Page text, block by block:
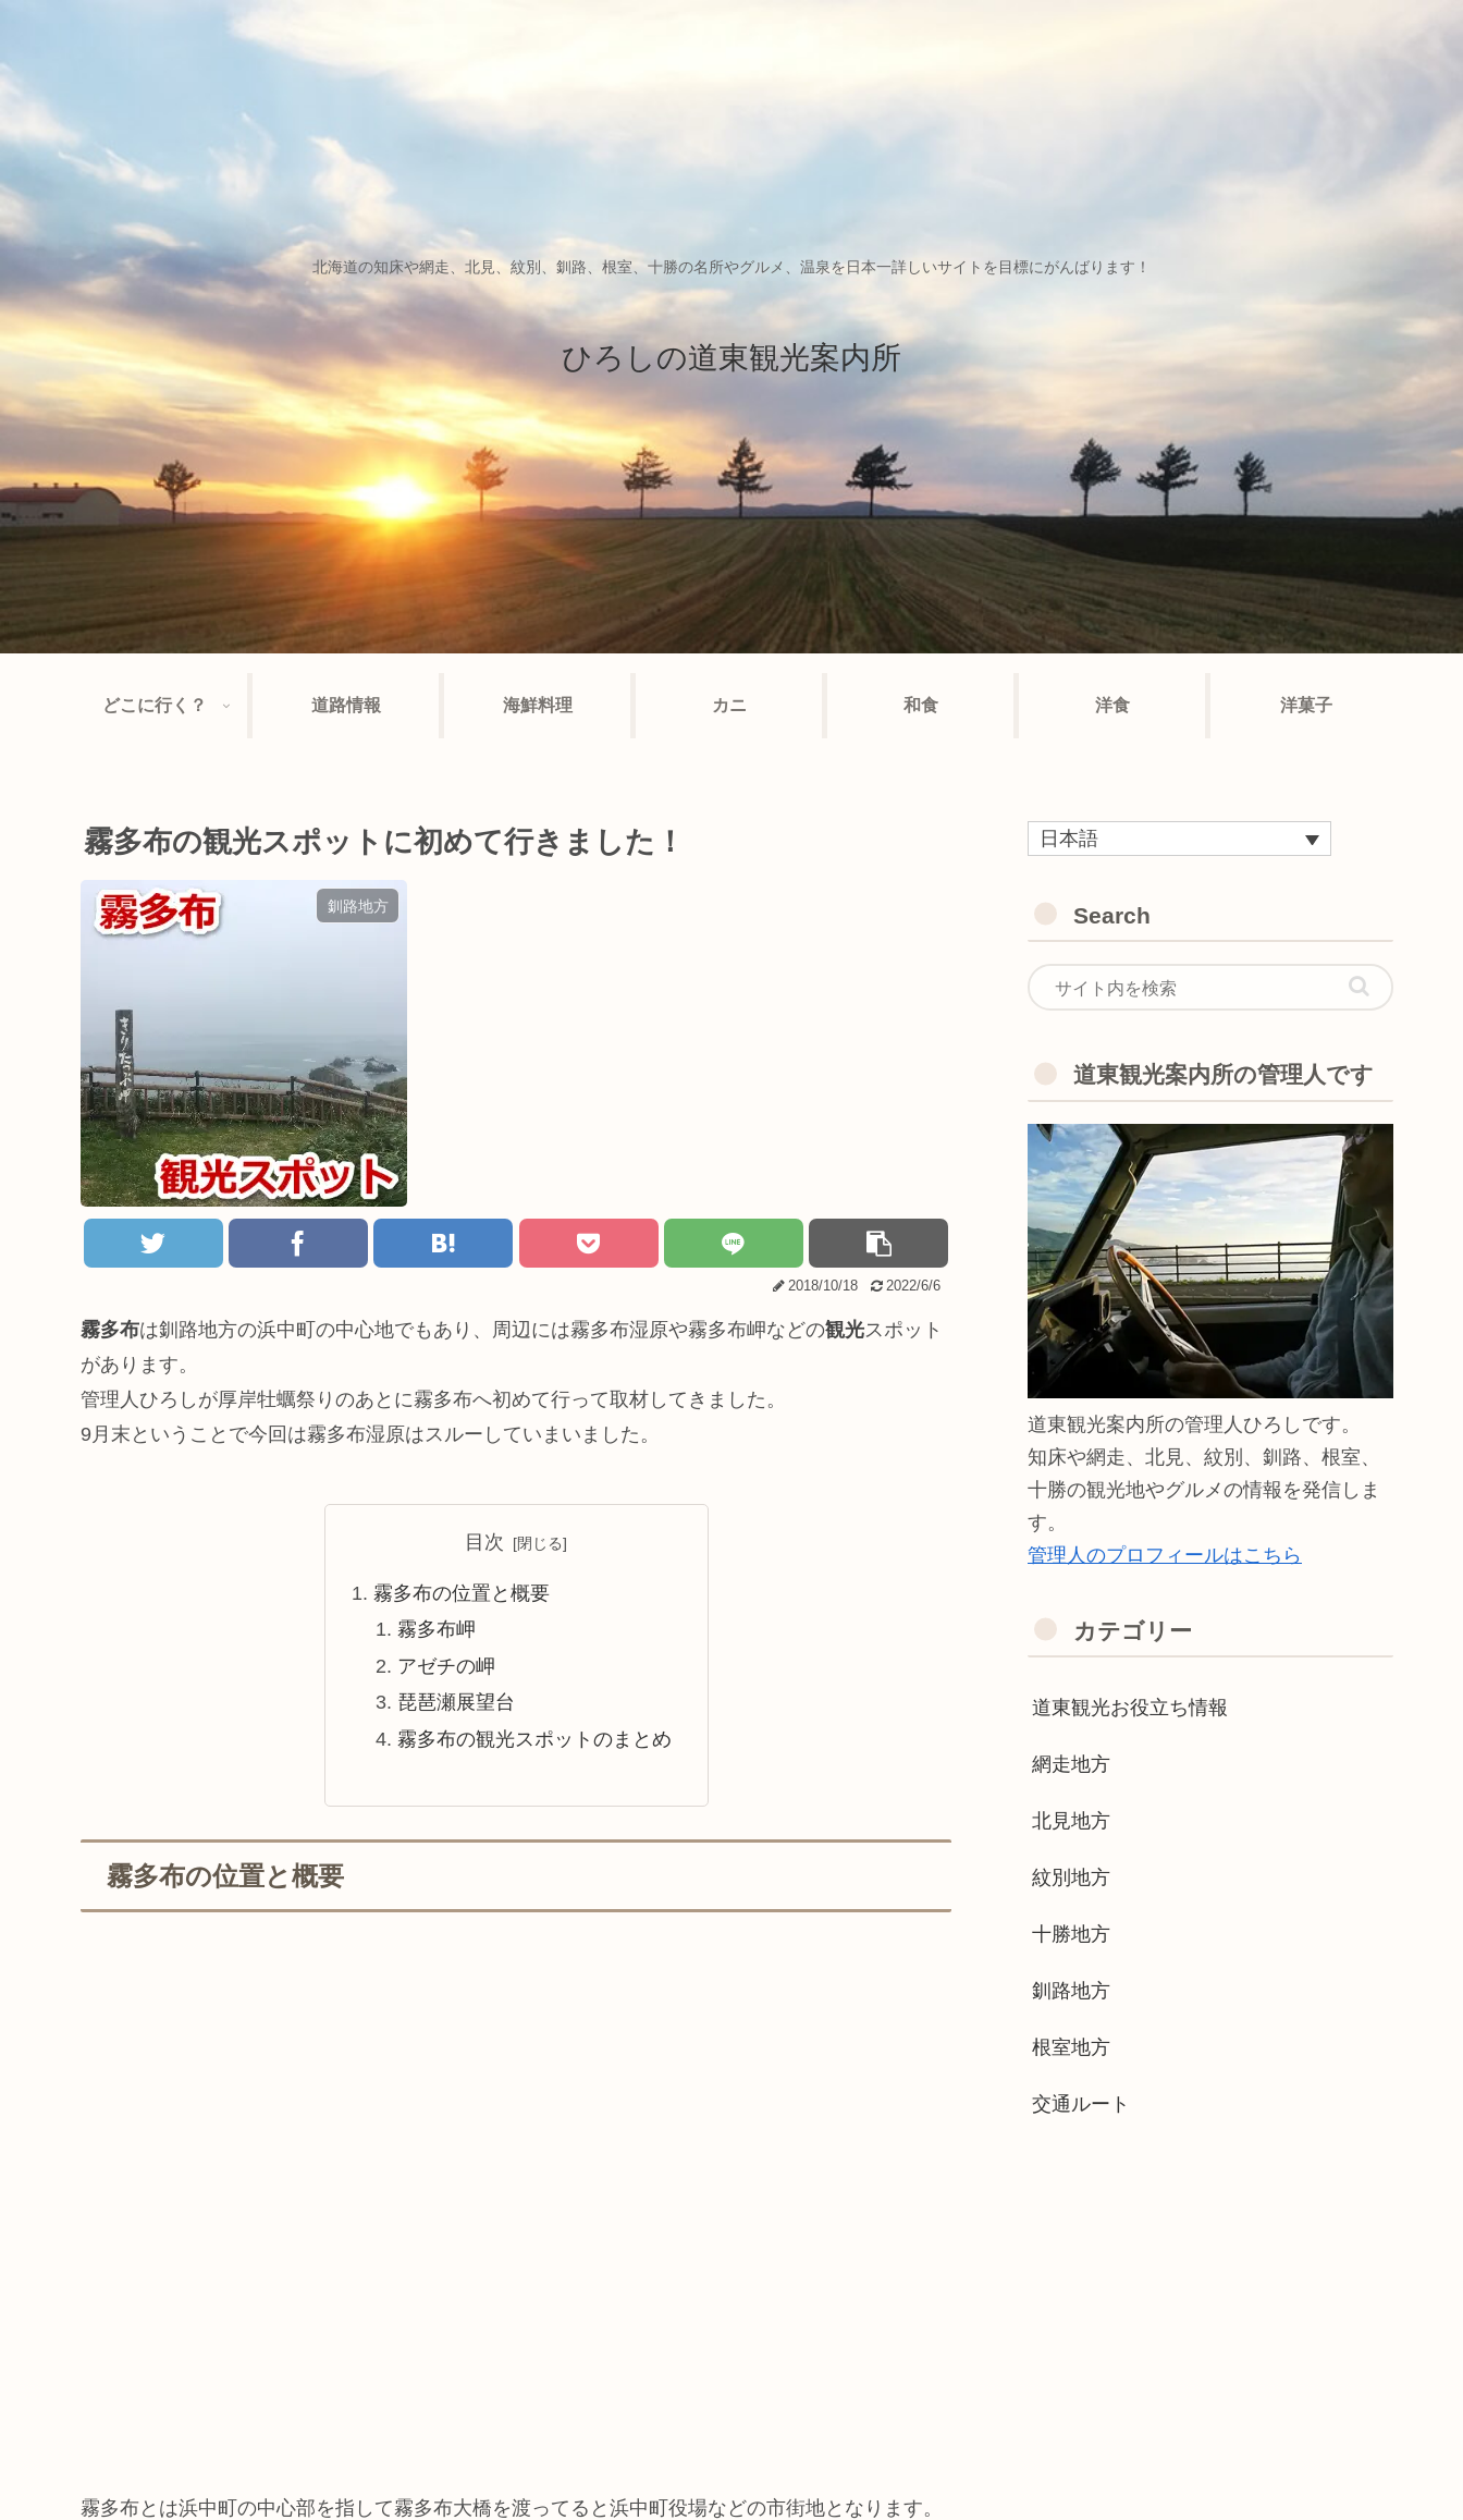
北海道の知床や網走、北見、紋別、釧路、根室、十勝の名所やグルメ、温泉を日本一詳しいサイトを目標にがんばります！
ひろしの道東観光案内所
どこに行く？ 道路情報 海鮮料理 カニ 和食 洋食 洋菓子
霧多布の観光スポットに初めて行きました！
釧路地方
2018/10/18 2022/6/6
霧多布は釧路地方の浜中町の中心地でもあり、周辺には霧多布湿原や霧多布岬などの観光スポット
があります。
管理人ひろしが厚岸牡蠣祭りのあとに霧多布へ初めて行って取材してきました。
9月末ということで今回は霧多布湿原はスルーしていまいました。
目次
霧多布の位置と概要
霧多布岬
アゼチの岬
琵琶瀬展望台
霧多布の観光スポットのまとめ
霧多布の位置と概要
霧多布とは浜中町の中心部を指して霧多布大橋を渡ってると浜中町役場などの市街地となります。
日本語
Search
道東観光案内所の管理人です
道東観光案内所の管理人ひろしです。
知床や網走、北見、紋別、釧路、根室、
十勝の観光地やグルメの情報を発信しま
す。
管理人のプロフィールはこちら
カテゴリー
道東観光お役立ち情報
網走地方
北見地方
紋別地方
十勝地方
釧路地方
根室地方
交通ルート